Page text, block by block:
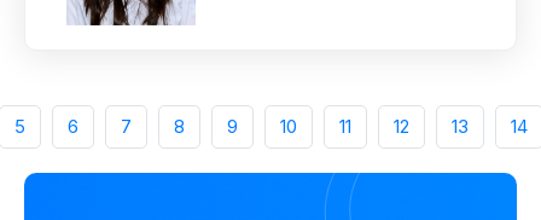
5 6 7 8 9 10 11 12 13 14